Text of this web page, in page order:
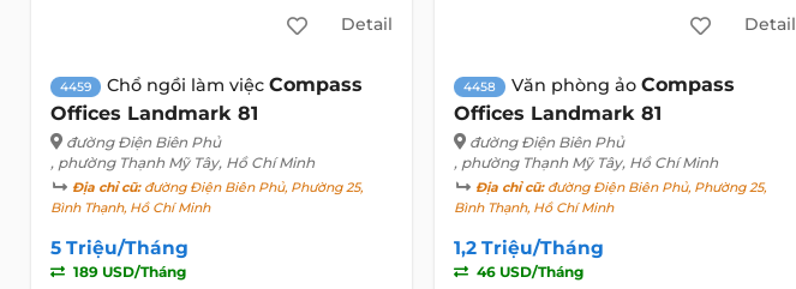
Detail
4459 Chổ ngồi làm việc Compass
Offices Landmark 81
đường Điện Biên Phủ
, phường Thạnh Mỹ Tây, Hồ Chí Minh
Địa chỉ cũ:đường Điện Biên Phủ, Phường 25,
Bình Thạnh, Hồ Chí Minh
5 Triệu/Tháng
189 USD/Tháng
Detail
4458 Văn phòng ảoCompass
Offices Landmark 81
đường Điện Biên Phủ
, phường Thạnh Mỹ Tây, Hồ Chí Minh
Địa chỉ cũ:đường Điện Biên Phủ, Phường 25,
Bình Thạnh, Hồ Chí Minh
1,2 Triệu/Tháng
46 USD/Tháng